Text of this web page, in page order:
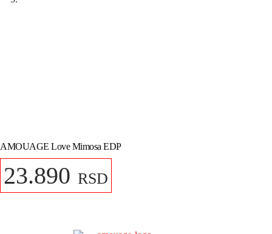
AMOUAGE Love Mimosa EDP
23.890 RSD